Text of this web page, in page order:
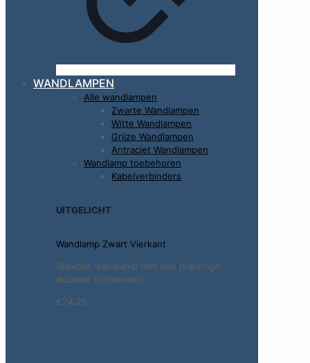
WANDLAMPEN
Alle wandlampen
Zwarte Wandlampen
Witte Wandlampen
Grijze Wandlampen
Antraciet Wandlampen
Wandlamp toebehoren
Kabelverbinders
UITGELICHT
Wandlamp Zwart Vierkant
Stijlvolle wandlamp met een prachtige
dubbele lichtbundel.
€24.25